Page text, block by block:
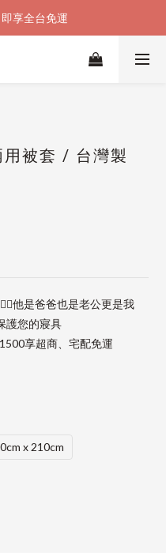
上領  馬上折
享全台免運
上領  馬上折
被套 / 台灣製
他是爸爸也是老公更是我
護您的寢具
享超商、宅配免運
x 210cm